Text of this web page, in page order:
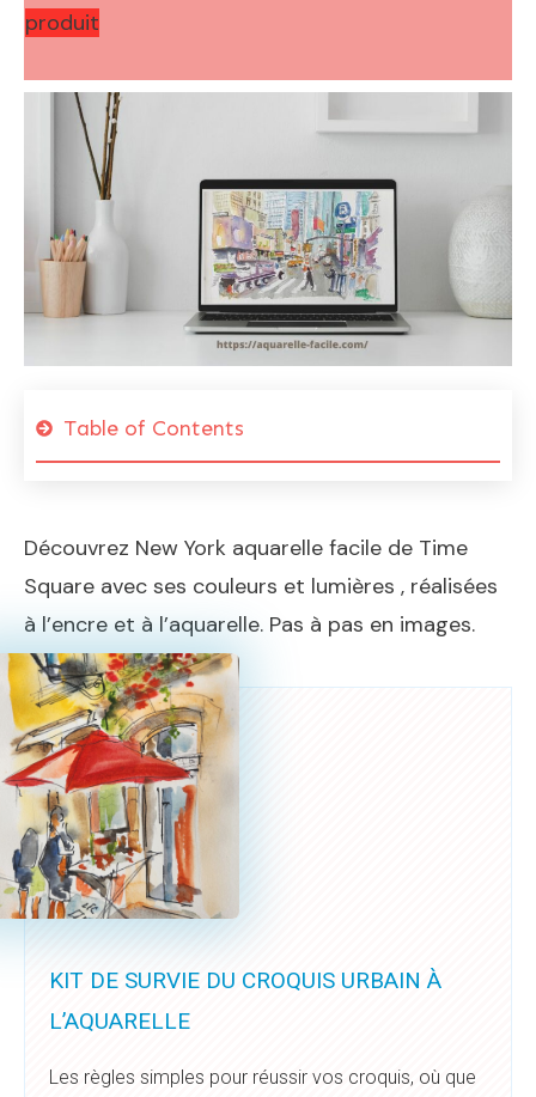
produit
Table of Contents
Découvrez New York aquarelle facile de Time
Square avec ses couleurs et lumières , réalisées
à l’encre et à l’aquarelle. Pas à pas en images.
KIT DE SURVIE DU CROQUIS URBAIN À
L’AQUARELLE
Les règles simples pour réussir vos croquis, où que